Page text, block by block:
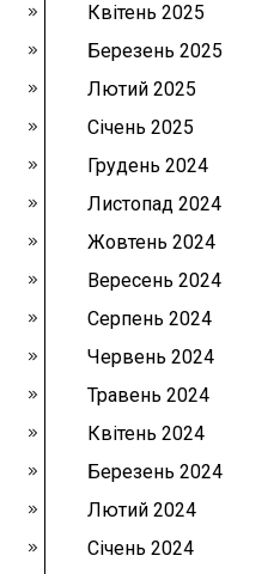
Квітень 2025
Березень 2025
Лютий 2025
Січень 2025
Грудень 2024
Листопад 2024
Жовтень 2024
Вересень 2024
Серпень 2024
Червень 2024
Травень 2024
Квітень 2024
Березень 2024
Лютий 2024
Січень 2024